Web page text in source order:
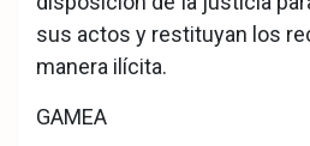
sus actos y restituyan los
manera ilícita.
GAMEA